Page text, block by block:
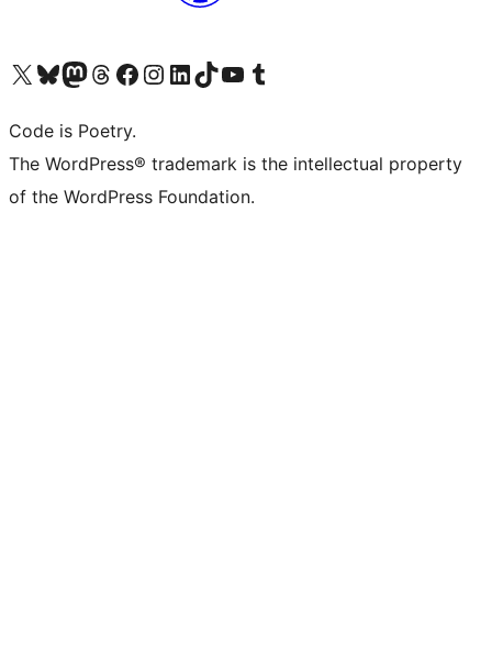
Bezoek ons X (voorheen Twitter) account
Bezoek onze Bluesky account
Bezoek ons Mastodon account
Bezoek onze Threads account
Onze Facebookpagina bezoeken
Bezoek onze Instagram account
Bezoek onze LinkedIn account
Bezoek onze TikTok account
Bezoek ons YouTube kanaalBezoek onze Tumblr account
Code is Poetry.
The WordPress® trademark is the intellectual property
of the WordPress Foundation.